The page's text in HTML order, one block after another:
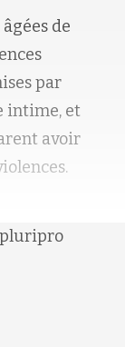
de
par
intime, et
avoir